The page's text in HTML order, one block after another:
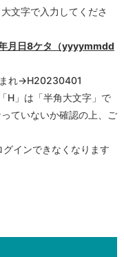
文字で入力してくださ
年月日8ケタ（yyyymmdd
れ→H20230401
H」は「半角大文字」で
ていないか確認の上、ご
インできなくなります